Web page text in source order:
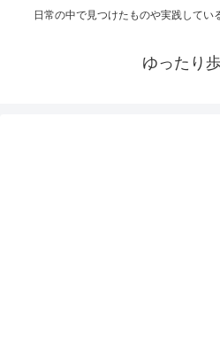
日常の中で見つけたものや実践してい
ゆったり